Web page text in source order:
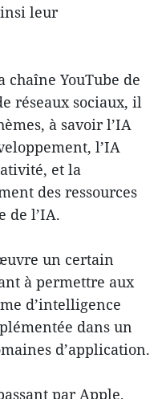
leur
chaîne YouTube de
réseaux sociaux, il
à savoir l’IA
l’IA
et la
des ressources
de l’IA.
un certain
à permettre aux
d’intelligence
dans un
d’application.
par Apple,